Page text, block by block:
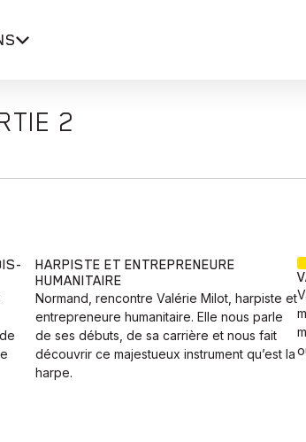
2
HARPISTE ET ENTREPRENEURE
HUMANITAIRE
Normand, rencontre Valérie Milot, harpiste et
entrepreneure humanitaire. Elle nous parle
de ses débuts, de sa carrière et nous fait
découvrir ce majestueux instrument qu’est la
harpe.